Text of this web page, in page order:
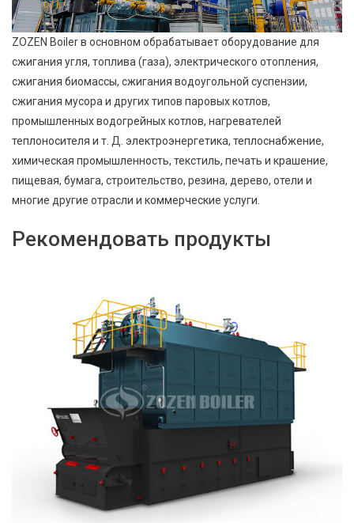
ZOZEN Boiler в основном обрабатывает оборудование для
сжигания угля, топлива (газа), электрического отопления,
сжигания биомассы, сжигания водоугольной суспензии,
сжигания мусора и других типов паровых котлов,
промышленных водогрейных котлов, нагревателей
теплоносителя и т. Д. электроэнергетика, теплоснабжение,
химическая промышленность, текстиль, печать и крашение,
пищевая, бумага, строительство, резина, дерево, отели и
многие другие отрасли и коммерческие услуги.
Рекомендовать продукты